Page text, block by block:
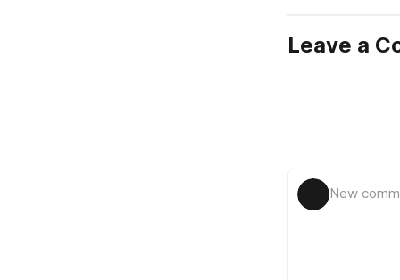
Leave a